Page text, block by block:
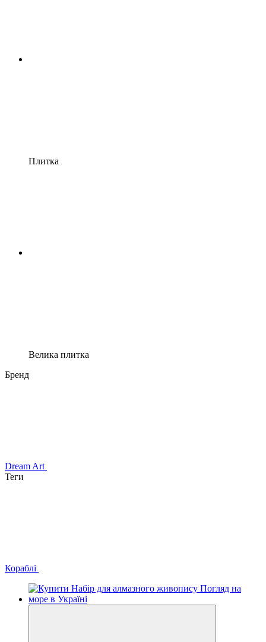
Плитка
Велика плитка
Бренд
Dream Art
Теги
Кораблі